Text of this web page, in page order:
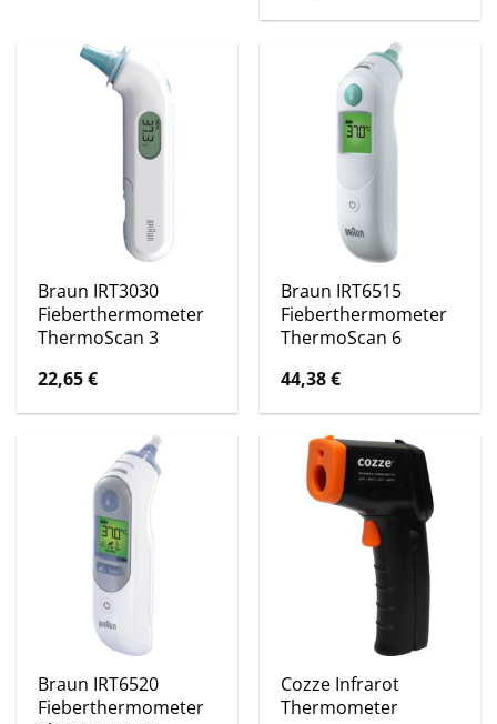
Braun IRT3030
Fieberthermometer
ThermoScan 3
22,65€
Braun IRT6515
Fieberthermometer
ThermoScan 6
44,38€
Braun IRT6520
Fieberthermometer
Cozze Infrarot
Thermometer